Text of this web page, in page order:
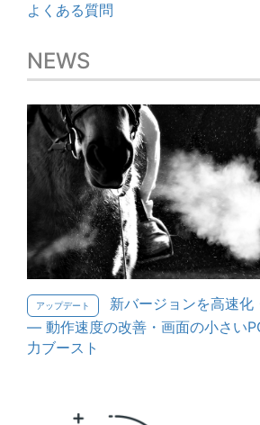
よくある質問
NEWS
アップデート
新バージョンを高速化
— 動作速度の改善・画面の小さい
力ブースト